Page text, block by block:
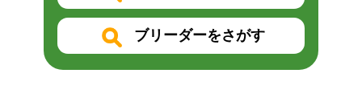
ブリーダーをさがす